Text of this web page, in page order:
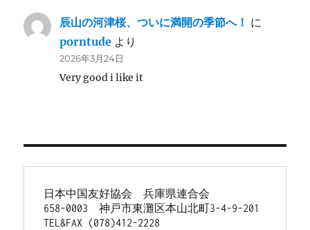
辰山の河津桜、ついに満開の季節へ！ に
porntude より
2026年3月24日
Very good i like it
日本中国友好協会　兵庫県連合会
658-0003　神戸市東灘区本山北町3-4-9-201
TEL&FAX (078)412-2228